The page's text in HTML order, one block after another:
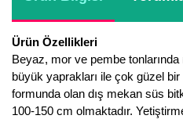
Ürün Özellikleri
Beyaz, mor ve pembe
büyük yaprakları ile çok güzel
formunda olan dış mekan süs
100-150 cm olmaktadır.